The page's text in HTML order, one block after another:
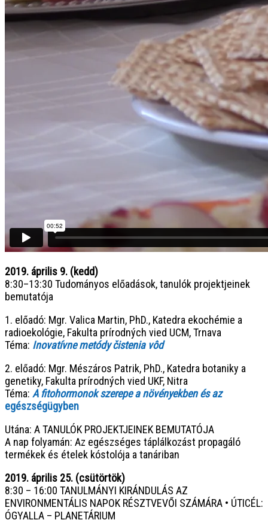
2019. április 9. (kedd)
8:30–13:30 Tudományos előadások, tanulók projektjeinek
bemutatója
1. előadó: Mgr. Valica Martin, PhD., Katedra ekochémie a
radioekológie, Fakulta prírodných vied UCM, Trnava
Téma: Inovatívne metódy čistenia vôd
2. előadó: Mgr. Mészáros Patrik, PhD., Katedra botaniky a
genetiky, Fakulta prírodných vied UKF, Nitra
Téma: A fitohormonok szerepe a növényekben és az
egészségügyben
Utána: A TANULÓK PROJEKTJEINEK BEMUTATÓJA
A nap folyamán: Az egészséges táplálkozást propagáló
termékek és ételek kóstolója a tanáriban
2019. április 25. (csütörtök)
8:30 – 16:00 TANULMÁNYI KIRÁNDULÁS AZ
ENVIRONMENTÁLIS NAPOK RÉSZTVEVŐI SZÁMÁRA • ÚTICÉL:
ÓGYALLA – PLANETÁRIUM